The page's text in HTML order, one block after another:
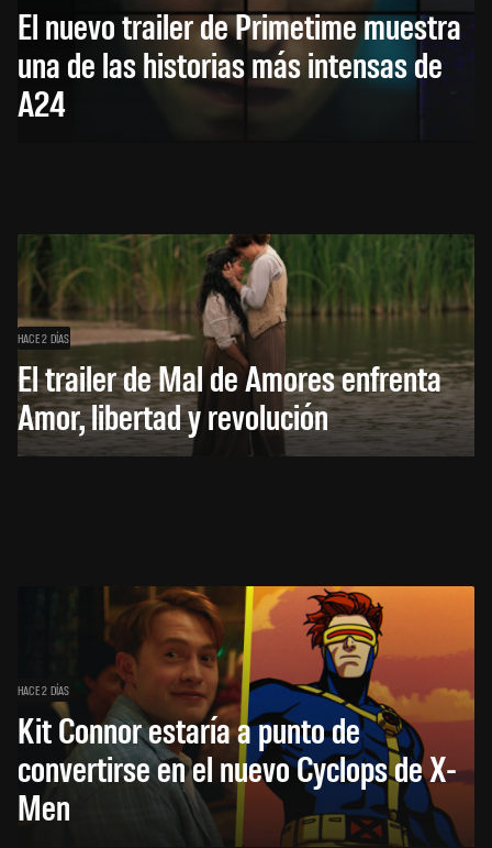
El nuevo trailer de Primetime muestra
una de las historias más intensas de
A24
HACE 2 DÍAS
El trailer de Mal de Amores enfrenta
Amor, libertad y revolución
HACE 2 DÍAS
Kit Connor estaría a punto de
convertirse en el nuevo Cyclops de X-
Men